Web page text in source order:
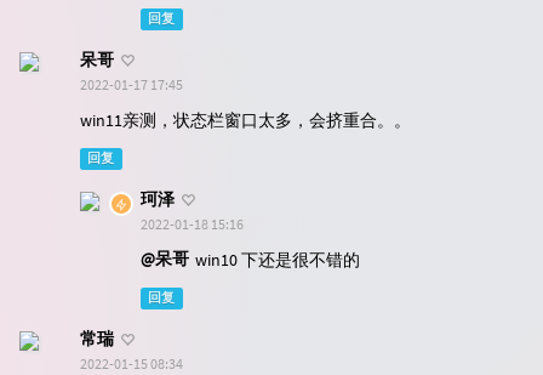
回复
呆哥
2022-01-17 17:45
win11亲测，状态栏窗口太多，会挤重合。。
回复
珂泽
2022-01-18 15:16
@呆哥 win10 下还是很不错的
回复
常瑞
2022-01-15 08:34